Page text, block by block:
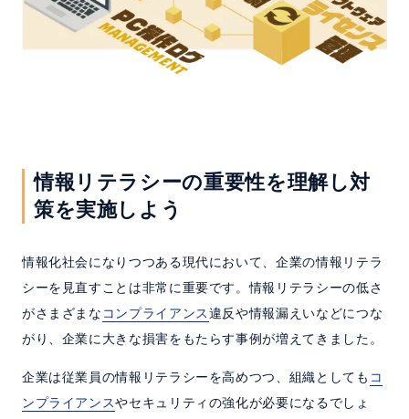
情報リテラシーの重要性を理解し対
策を実施しよう
情報化社会になりつつある現代において、企業の情報リテラ
シーを見直すことは非常に重要です。情報リテラシーの低さ
がさまざまな コンプライアンス違反や情報漏えいなどにつな
がり、企業に大きな損害をもたらす事例が増えてきました。
企業は従業員の情報リテラシーを高めつつ、組織としても コ
ンプライアンスやセキュリティの強化が必要になるでしょ